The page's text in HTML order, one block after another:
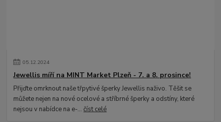
05.12.2024
Jewellis míří na MINT Market Plzeň - 7. a 8. prosince!
Přijďte omrknout naše třpytivé šperky Jewellis naživo. Těšit se
můžete nejen na nové ocelové a stříbrné šperky a odstíny, které
nejsou v nabídce na e-...číst celé